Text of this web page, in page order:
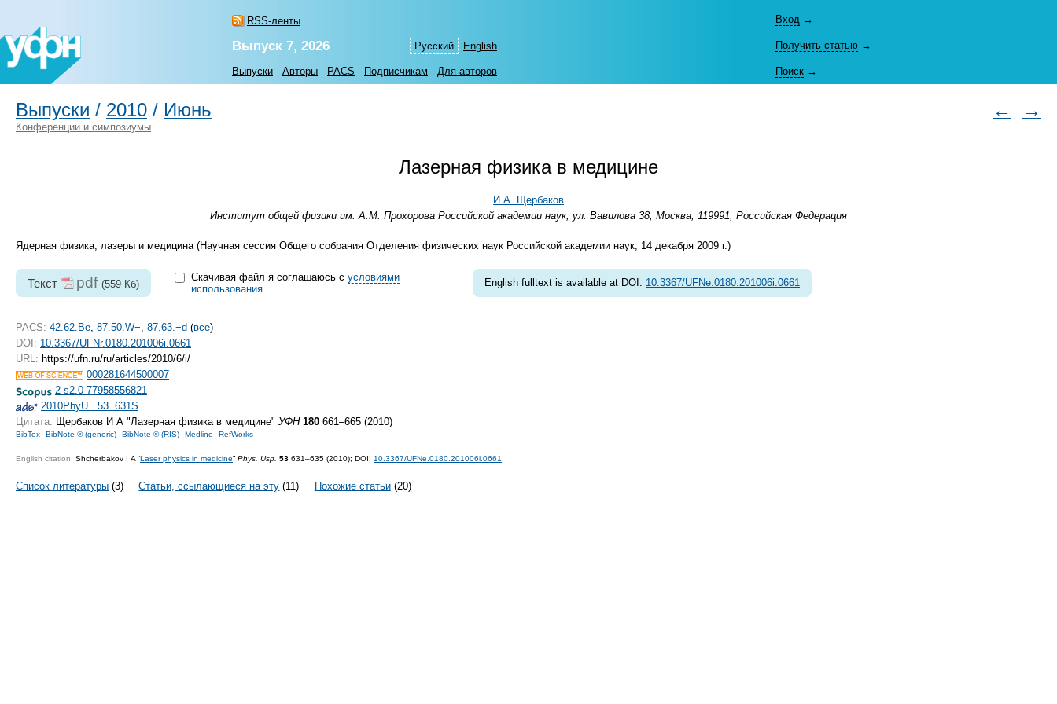
RSS-ленты
Русский English
Вход →
Выпуск 7, 2026 Получить статью →
Выпуски Авторы PACS Подписчикам Для авторов Поиск →
Выпуски / 2010 / Июнь ← →
Конференции и симпозиумы
Лазерная физика в медицине
И.А. Щербаков
Институт общей физики им. А.М. Прохорова Российской академии наук, ул. Вавилова 38, Москва, 119991, Российская Федерация
Ядерная физика, лазеры и медицина (Научная сессия Общего собрания Отделения физических наук Российской академии наук, 14 декабря 2009 г.)
Текст pdf (559 Кб)
Скачивая файл я соглашаюсь с условиями
использования.
English fulltext is available at DOI: 10.3367/UFNe.0180.201006i.0661
PACS: 42.62.Be 87.50.W− 87.63.−d (все)
DOI: 10.3367/UFNr.0180.201006i.0661
URL: https://ufn.ru/ru/articles/2010/6/i/
000281644500007
2-s2.0-77958556821
2010PhyU...53..631S
Цитата: Щербаков И А "Лазерная физика в медицине" УФН 180 661–665 (2010)
BibTex BibNote ® (generic) BibNote ® (RIS) Medline RefWorks
English citation: Shcherbakov I A “Laser physics in medicine” Phys. Usp. 53 631–635 (2010); DOI: 10.3367/UFNe.0180.201006i.0661
Список литературы (3) Статьи, ссылающиеся на эту (11) Похожие статьи(20)